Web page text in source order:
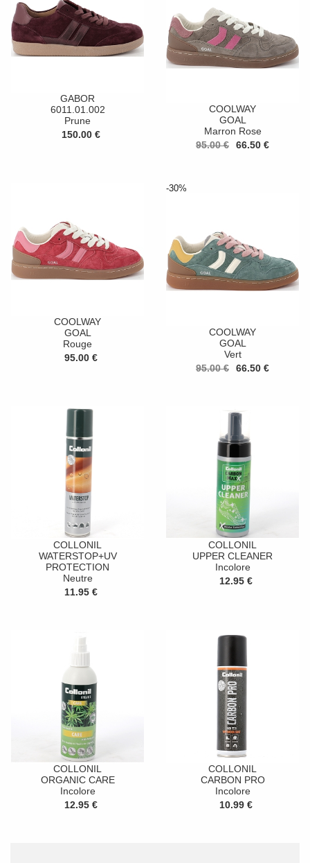
GABOR
6011.01.002
Prune
150.00 €
COOLWAY
GOAL
Marron Rose
95.00 €
66.50 €
COOLWAY
GOAL
Rouge
95.00 €
-30%
COOLWAY
GOAL
Vert
95.00 €
66.50 €
COLLONIL
WATERSTOP+UV
PROTECTION
Neutre
11.95 €
COLLONIL
UPPER CLEANER
Incolore
12.95 €
COLLONIL
ORGANIC CARE
Incolore
12.95 €
COLLONIL
CARBON PRO
Incolore
10.99 €